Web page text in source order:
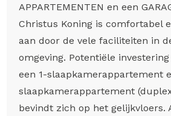
APPARTEMENTEN en een
Christus Koning is comfortabel
aan door de vele faciliteiten in
omgeving. Potentiële
een 1-slaapkamerappartement
slaapkamerappartement
bevindt zich op het gelijkvloers.